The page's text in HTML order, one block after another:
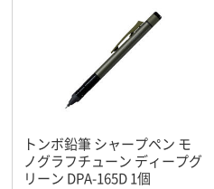
トンボ鉛筆 シャープペン モ
ノグラフチューン ディープグ
リーン DPA-165D 1個